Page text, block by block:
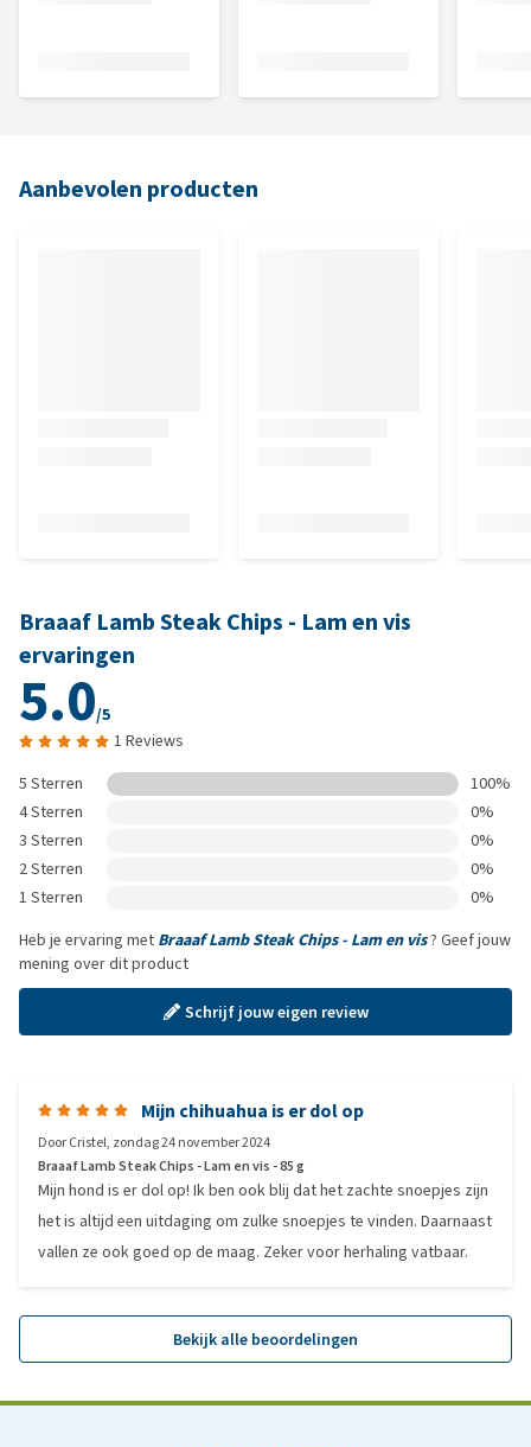
Aanbevolen producten
Braaaf Lamb Steak Chips - Lam en vis
ervaringen
5.0/5
1 Reviews
5 Sterren
100%
4 Sterren
0%
3 Sterren
0%
2 Sterren
0%
1 Sterren
0%
Heb je ervaring met Braaaf Lamb Steak Chips - Lam en vis? Geef jouw
mening over dit product
Schrijf jouw eigen review
Mijn chihuahua is er dol op
DoorCristel, zondag 24 november 2024
Braaaf Lamb Steak Chips - Lam en vis - 85 g
Mijn hond is er dol op! Ik ben ook blij dat het zachte snoepjes zijn
het is altijd een uitdaging om zulke snoepjes te vinden. Daarnaast
vallen ze ook goed op de maag. Zeker voor herhaling vatbaar.
Bekijk alle beoordelingen